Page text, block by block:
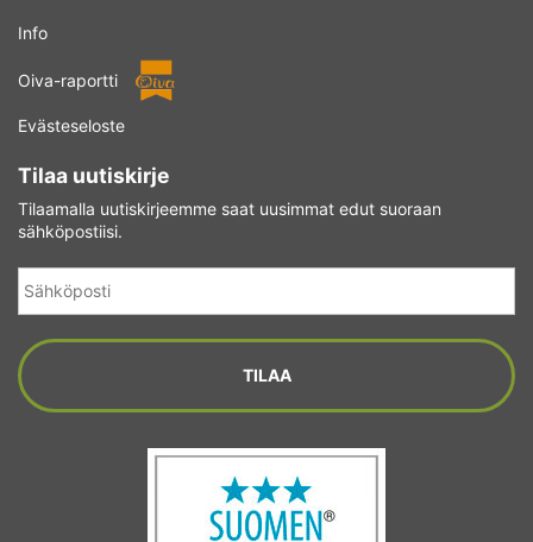
Info
Oiva-raportti
Evästeseloste
Tilaa uutiskirje
Tilaamalla uutiskirjeemme saat uusimmat edut suoraan
sähköpostiisi.